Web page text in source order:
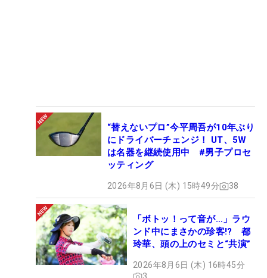
“替えないプロ”今平周吾が10年ぶり
にドライバーチェンジ！ UT、5W
は名器を継続使用中 #男子プロセ
ッティング
2026年8月6日 (木) 15時49分 38
「ボトッ！って音が…」ラウ
ンド中にまさかの珍客!? 都
玲華、頭の上のセミと“共演”
2026年8月6日 (木) 16時45分